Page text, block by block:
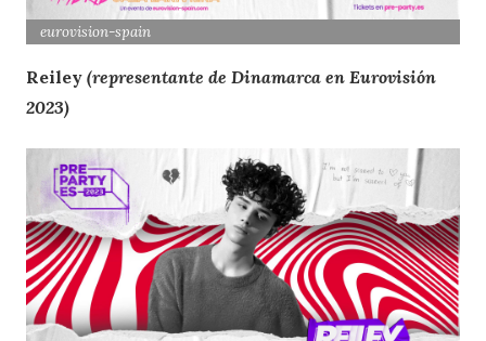
eurovision-spain
Reiley (representante de Dinamarca en Eurovisión
2023)